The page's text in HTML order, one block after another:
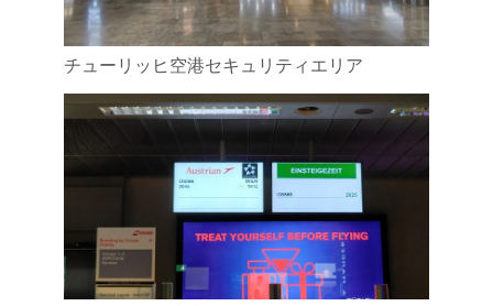
チューリッヒ空港セキュリティエリア